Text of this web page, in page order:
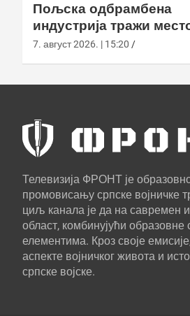
Пољска одбрамбена
индустрија тражи
европском
7. август 2026. | 15:20
Телевизија ФРОНТ је
промовисању српске војничке
циљ канала је да на савремен
област, комбинујући
елементима. Кроз своје
аспекте војничког живота и
српске војске.